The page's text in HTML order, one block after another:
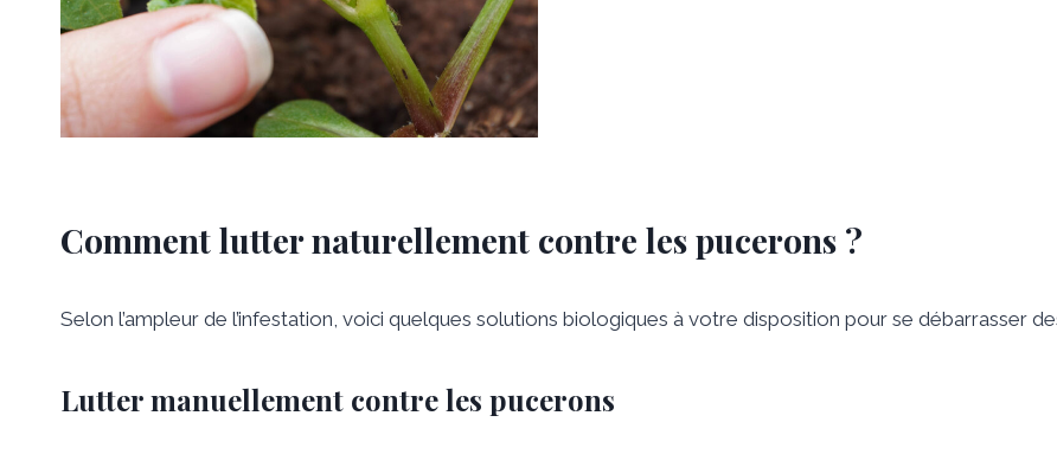
Comment lutter naturellement contre les pucerons ?
Selon l’ampleur de l’infestation, voici quelques solutions biologiques à votre disposition pour se débarrasser
Lutter manuellement contre les pucerons